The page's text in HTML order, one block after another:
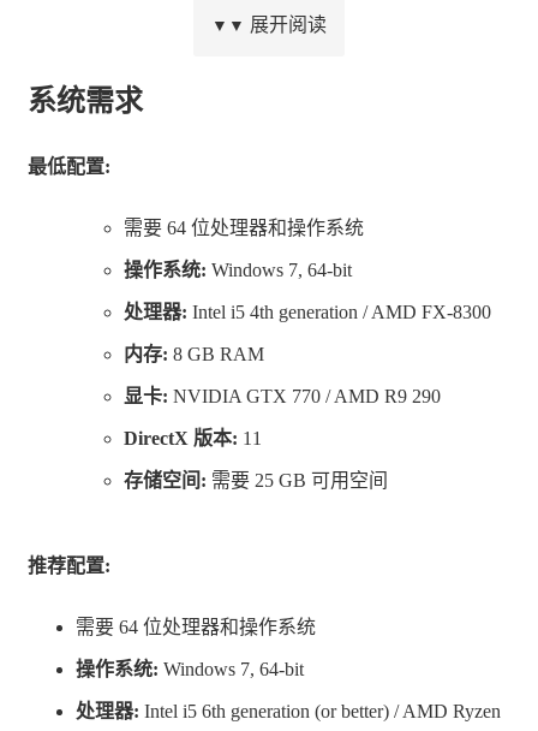
《HUMANKIND™》是一款历史战略游戏，你将在其中
属于你自己的独特文明。
游戏的数字豪华版包含：
-《HUMANKIND™》数字版游戏
-《HUMANKIND™》数字音乐（.mp3）
- 单位与科技树海报（.pdf）
-《HUMANKIND™》圣母院包及更多！
《HUMANKIND™》内容：
《HUMANKIND™》音乐（.mp3）
单位与科技树海报（.pdf）
《HUMANKIND™》圣母院包
▼▼ 展开阅读
系统需求
最低配置:
需要 64 位处理器和操作系统
操作系统: Windows 7, 64-bit
处理器: Intel i5 4th generation / AMD FX-8300
内存: 8 GB RAM
显卡: NVIDIA GTX 770 / AMD R9 290
DirectX 版本: 11
存储空间: 需要 25 GB 可用空间
推荐配置:
需要 64 位处理器和操作系统
操作系统: Windows 7, 64-bit
处理器: Intel i5 6th generation (or better) / AMD Ryzen